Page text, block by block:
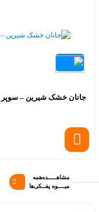
جانان خشک شیرین –
مشاهـــــده‌همه
میــــوه پفــکی‌ها